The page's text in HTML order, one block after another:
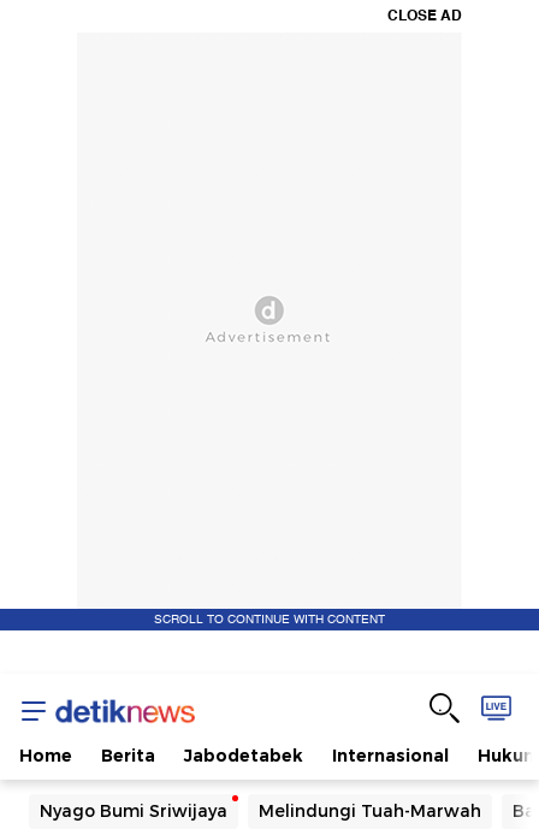
CLOSE AD
SCROLL TO CONTINUE WITH CONTENT
Home Berita Jabodetabek Internasional Hukum
Nyago Bumi Sriwijaya Melindungi Tuah-Marwah